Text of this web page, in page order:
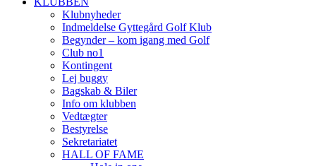
Klubnyheder
Indmeldelse Gyttegård Golf Klub
Begynder – kom igang med Golf
Club no1
Kontingent
Lej buggy
Bagskab & Biler
Info om klubben
Vedtægter
Bestyrelse
Sekretariatet
HALL OF FAME